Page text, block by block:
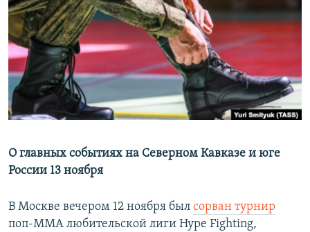
РАСПИСАНИЕ ВЕЩАНИЯ
ПОДПИШИТЕСЬ НА РАССЫЛКУ
СОЦИАЛЬНЫЕ СЕТИ
Все сайты РСЕ/РС
О главных событиях на Северном Кавказе и юге
России 13 ноября
В Москве вечером 12 ноября был сорван турнир
поп-ММА любительской лиги Hype Fighting,